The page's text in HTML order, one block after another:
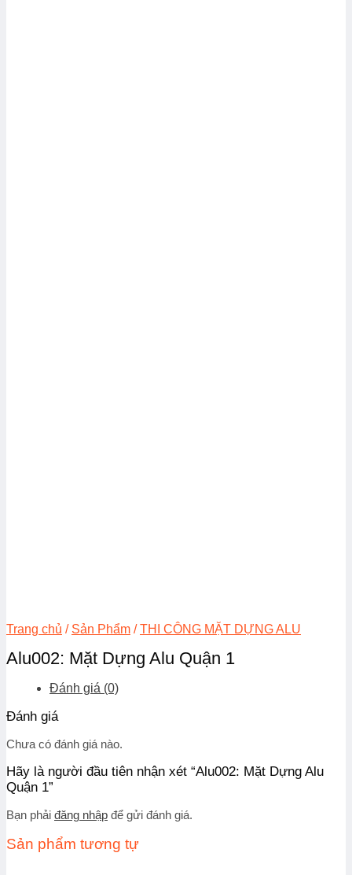
Trang chủ / Sản Phẩm / THI CÔNG MẶT DỰNG ALU
Alu002: Mặt Dựng Alu Quận 1
Đánh giá (0)
Đánh giá
Chưa có đánh giá nào.
Hãy là người đầu tiên nhận xét “Alu002: Mặt Dựng Alu
Quận 1”
Bạn phải đăng nhập để gửi đánh giá.
Sản phẩm tương tự